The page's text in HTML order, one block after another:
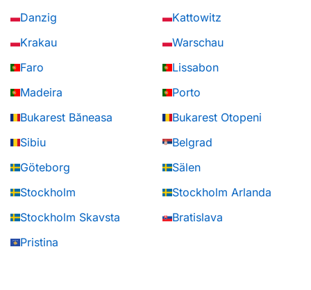
Danzig
Kattowitz
Krakau
Warschau
Faro
Lissabon
Madeira
Porto
Bukarest Băneasa
Bukarest Otopeni
Sibiu
Belgrad
Göteborg
Sälen
Stockholm
Stockholm Arlanda
Stockholm Skavsta
Bratislava
Pristina